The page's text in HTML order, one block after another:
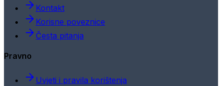
Kontakt
Korisne poveznice
Česta pitanja
Pravno
Uvjeti i pravila korištenja